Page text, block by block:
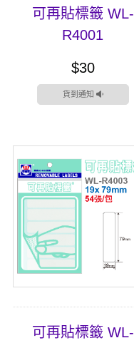
可再貼標籤 WL-
R4001
$30
貨到通知
可再貼標籤 WL-